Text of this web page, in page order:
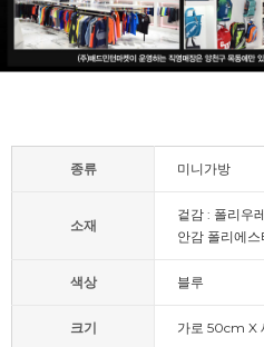
종류 미니가방
소재
겉감 : 폴리우
안감 폴리에
색상 블루
크기 가로 50cm X